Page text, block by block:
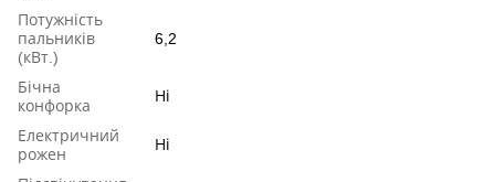
Потужність
пальників
(кВт.)
6,2
Бічна
конфорка
Ні
Електричний
рожен
Ні